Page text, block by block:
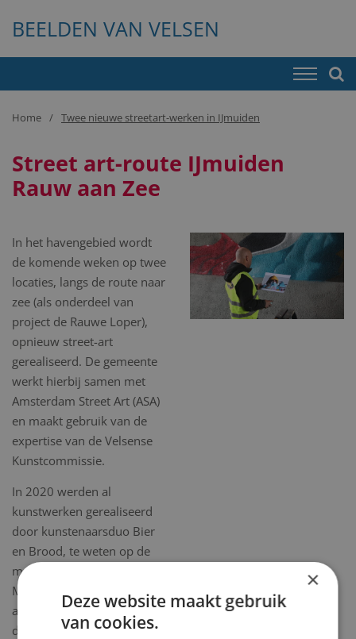
BEELDEN VAN VELSEN
Home Twee nieuwe streetart-werken in IJmuiden
Street art-route IJmuiden
Rauw aan Zee
In het havengebied wordt
de komende weken op twee
locaties, langs de route naar
zee (als onderdeel van
project de Rauwe Loper),
opnieuw street-art
gerealiseerd. De gemeente
werkt hierbij samen met
Amsterdam Street Art (ASA)
en maakt gebruik van de
expertise van de Velsense
Kunstcommissie.
In 2020 werden al
kunstwerken gerealiseerd
door kunstenaarsduo Bier
en Brood, te weten op de
muren van Wageningen
Marine Research en
aannemingsmaatschappij
de Branding.
×
Deze website maakt gebruik
van cookies.